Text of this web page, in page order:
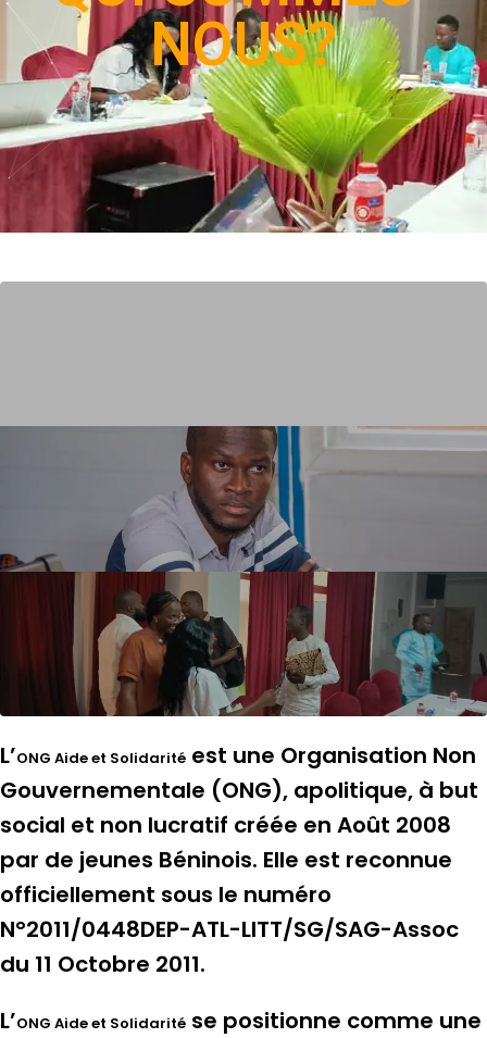
NOUS?
L’ONG Aide et Solidarité est une Organisation Non
Gouvernementale (ONG), apolitique, à but
social et non lucratif créée en Août 2008
par de jeunes Béninois. Elle est reconnue
officiellement sous le numéro
N°2011/0448DEP-ATL-LITT/SG/SAG-Assoc
du 11 Octobre 2011.
L’ONG Aide et Solidarité se positionne comme une